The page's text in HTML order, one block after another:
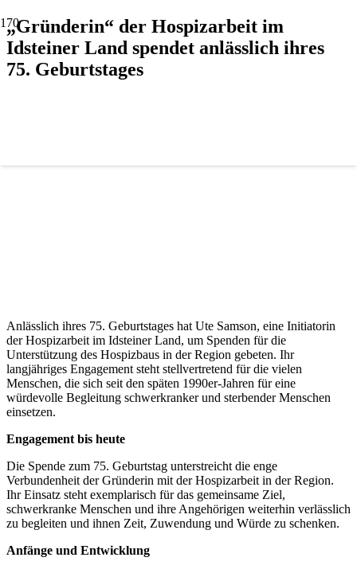
„Gründerin“ der Hospizarbeit im
Idsteiner Land spendet anlässlich ihres
75. Geburtstages
Anlässlich ihres 75. Geburtstages hat Ute Samson, eine Initiatorin
der Hospizarbeit im Idsteiner Land, um Spenden für die
Unterstützung des Hospizbaus in der Region gebeten. Ihr
langjähriges Engagement steht stellvertretend für die vielen
Menschen, die sich seit den späten 1990er-Jahren für eine
würdevolle Begleitung schwerkranker und sterbender Menschen
einsetzen.
Engagement bis heute
Die Spende zum 75. Geburtstag unterstreicht die enge
Verbundenheit der Gründerin mit der Hospizarbeit in der Region.
Ihr Einsatz steht exemplarisch für das gemeinsame Ziel,
schwerkranke Menschen und ihre Angehörigen weiterhin verlässlich
zu begleiten und ihnen Zeit, Zuwendung und Würde zu schenken.
Anfänge und Entwicklung